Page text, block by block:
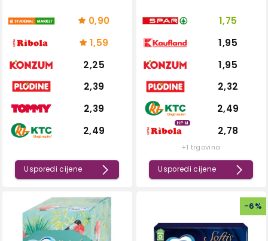
0,90
1,59
2,25
2,39
2,39
2,49
Usporedi cijene
1,75
1,95
1,95
2,32
2,49
HPM
2,78
+1 trgovina
Usporedi cijene
-6%